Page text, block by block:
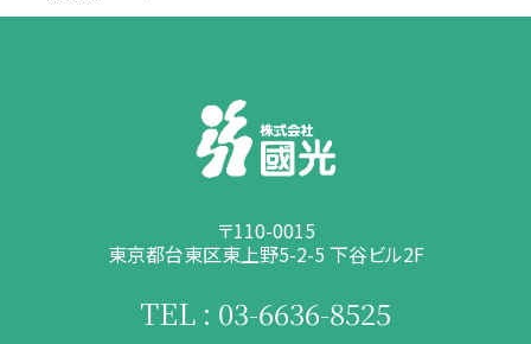
〒110-0015
東京都台東区東上野5-2-5 下谷ビル2F
TEL : 03-6636-8525